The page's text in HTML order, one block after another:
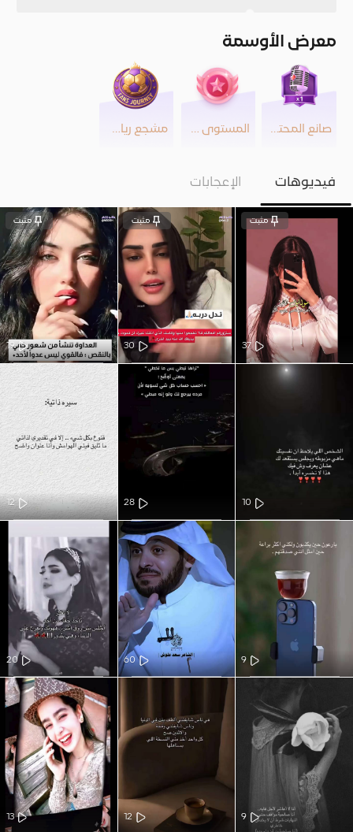
معرض الأوسمة
صانع المحتوى المستوى 20 مشجع رياضي
فيديوهات الإعجابات
37
مثبت
30
مثبت
19
مثبت
10
28
12
9
60
20
9
12
13